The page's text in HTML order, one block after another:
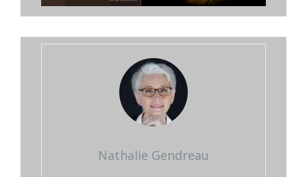
Nathalie Gendreau